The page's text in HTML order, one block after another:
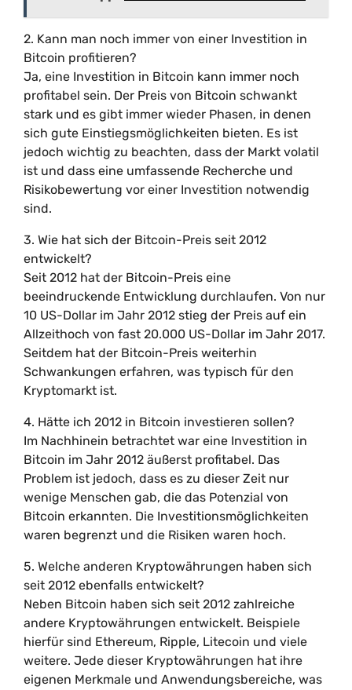
2. Kann man noch immer von einer Investition in
Bitcoin profitieren?
Ja, eine Investition in Bitcoin kann immer noch
profitabel sein. Der Preis von Bitcoin schwankt
stark und es gibt immer wieder Phasen, in denen
sich gute Einstiegsmöglichkeiten bieten. Es ist
jedoch wichtig zu beachten, dass der Markt volatil
ist und dass eine umfassende Recherche und
Risikobewertung vor einer Investition notwendig
sind.
3. Wie hat sich der Bitcoin-Preis seit 2012
entwickelt?
Seit 2012 hat der Bitcoin-Preis eine
beeindruckende Entwicklung durchlaufen. Von nur
10 US-Dollar im Jahr 2012 stieg der Preis auf ein
Allzeithoch von fast 20.000 US-Dollar im Jahr 2017.
Seitdem hat der Bitcoin-Preis weiterhin
Schwankungen erfahren, was typisch für den
Kryptomarkt ist.
4. Hätte ich 2012 in Bitcoin investieren sollen?
Im Nachhinein betrachtet war eine Investition in
Bitcoin im Jahr 2012 äußerst profitabel. Das
Problem ist jedoch, dass es zu dieser Zeit nur
wenige Menschen gab, die das Potenzial von
Bitcoin erkannten. Die Investitionsmöglichkeiten
waren begrenzt und die Risiken waren hoch.
5. Welche anderen Kryptowährungen haben sich
seit 2012 ebenfalls entwickelt?
Neben Bitcoin haben sich seit 2012 zahlreiche
andere Kryptowährungen entwickelt. Beispiele
hierfür sind Ethereum, Ripple, Litecoin und viele
weitere. Jede dieser Kryptowährungen hat ihre
eigenen Merkmale und Anwendungsbereiche, was